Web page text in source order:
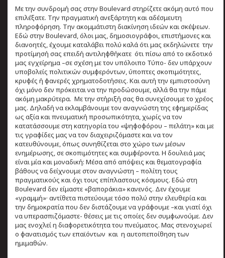
Με την συνδρομή σας στην Boulevard στηρίζετε ακόμη αυτό που
επιλέξατε. Την πραγματική ανεξάρτητη και αδέσμευτη
πληροφόρηση. Την ακομμάτιστη διακίνηση ιδεών και σκέψεων.
Εδώ στην Boulevard, όλοι μας, δημοσιογράφοι, επιστήμονες και
διανοητές, έχουμε καταλάβει πολύ καλά ότι μας εκδηλώνετε την
προτίμησή σας επειδή αντιληφθήκατε ότι πίσω από το εκδοτικό
μας εγχείρημα –σε σχέση με τον υπόλοιπο Τύπο- δεν υπάρχουν
υποβολείς πολιτικών συμφερόντων, ύποπτες σκοπιμότητες,
κρυφές ή φανερές χρηματοδοτήσεις. Και αυτή την εμπιστοσύνη
όχι μόνο δεν πρόκειται να την προδώσουμε, αλλά θα την πάμε
ακόμη μακρύτερα. Με την στήριξή σας θα συνεχίσουμε το χρέος
μας. Δηλαδή να εκλαμβάνουμε τον αναγνώστη της εφημερίδας
ως αξία και πνευματική προσωπικότητα, χωρίς να τον
κατατάσσουμε στη κατηγορία του «ψηφοφόρου – πελάτη» και με
τις γραφίδες μας να τον διαχειριζόμαστε και να τον
κατευθύνουμε, όπως συνηθίζεται στο χώρο των μέσων
ενημέρωσης, σε σκοπιμότητες και συμφέροντα. Η δουλειά μας
είναι μία και μοναδική: Μέσα από απόψεις και θεματογραφία
βάθους να δείχνουμε στον αναγνώστη – πολίτη τους
πραγματικούς και όχι τους επίπλαστους κόσμους. Εδώ στη
Boulevard δεν είμαστε «βαποράκια» κανενός. Δεν έχουμε
«γραμμή»· αντίθετα πιστεύουμε τόσο πολύ στην ελευθερία και
την δημοκρατία που δεν διστάζουμε να γράφουμε –και γιατί όχι
να υπερασπιζόμαστε- θέσεις με τις οποίες δεν συμφωνούμε. Δεν
μας ενοχλεί η διαφορετικότητα του πνεύματος. Μας στενοχωρεί
ο φανατισμός των επαϊόντων και η αυτοπεποίθηση των
ημιμαθών.